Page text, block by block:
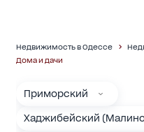
Недвижимость в Одессе
Дома и дачи
Приморский
Хаджибейский